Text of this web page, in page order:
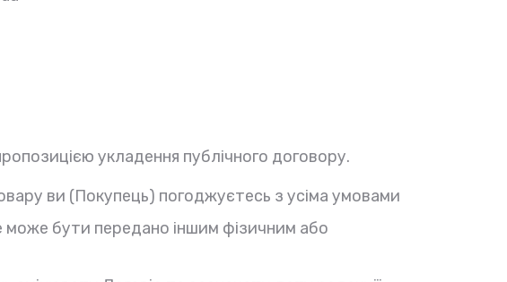
укладення публічного договору.
ви (Покупець) погоджуєтесь з усіма умовами
може бути передано іншим фізичним або